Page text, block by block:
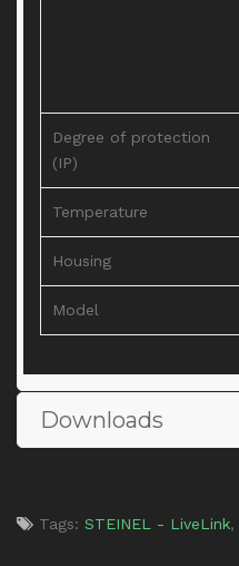
Degree of protection
(IP)
Temperature
Housing
Model
Downloads
Tags: STEINEL - LiveLink,